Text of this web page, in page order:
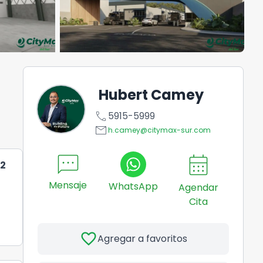
Hubert Camey
call 5915-5999
emailh.camey@citymax-sur.com
sms
Mensaje WhatsApp
calendar_month
Agendar
Cita
favoriteAgregar a favoritos